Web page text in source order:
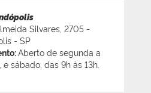
Silvares, 2705 -
- SP
Aberto de segunda a
sábado, das 9h às 13h.